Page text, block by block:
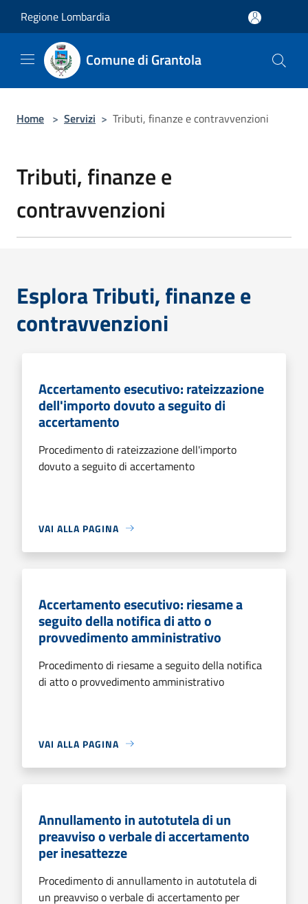
Regione Lombardia
Comune di Grantola
Home > Servizi > Tributi, finanze e contravvenzioni
Tributi, finanze e
contravvenzioni
Esplora Tributi, finanze e
contravvenzioni
Accertamento esecutivo: rateizzazione
dell'importo dovuto a seguito di
accertamento
Procedimento di rateizzazione dell'importo
dovuto a seguito di accertamento
VAI ALLA PAGINA
Accertamento esecutivo: riesame a
seguito della notifica di atto o
provvedimento amministrativo
Procedimento di riesame a seguito della notifica
di atto o provvedimento amministrativo
VAI ALLA PAGINA
Annullamento in autotutela di un
preavviso o verbale di accertamento
per inesattezze
Procedimento di annullamento in autotutela di
un preavviso o verbale di accertamento per